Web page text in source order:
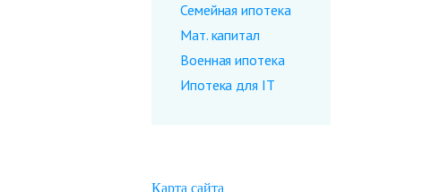
Семейная ипотека
Мат. капитал
Военная ипотека
Ипотека для IT
Карта сайта